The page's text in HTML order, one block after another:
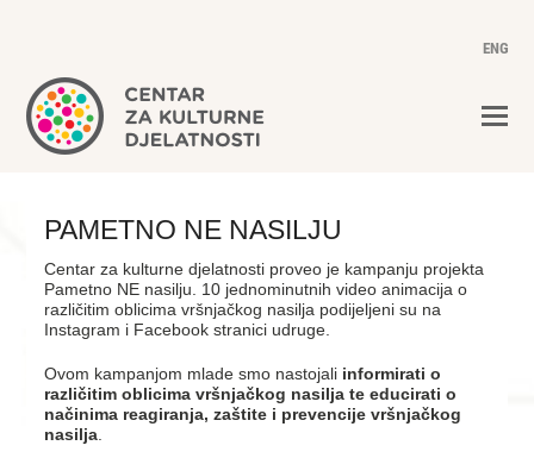
ENG
PAMETNO NE NASILJU
Centar za kulturne djelatnosti proveo je kampanju projekta
Pametno NE nasilju. 10 jednominutnih video animacija o
različitim oblicima vršnjačkog nasilja podijeljeni su na
Instagram i Facebook stranici udruge.
Ovom kampanjom mlade smo nastojali informirati o
različitim oblicima vršnjačkog nasilja te educirati o
načinima reagiranja, zaštite i prevencije vršnjačkog
nasilja